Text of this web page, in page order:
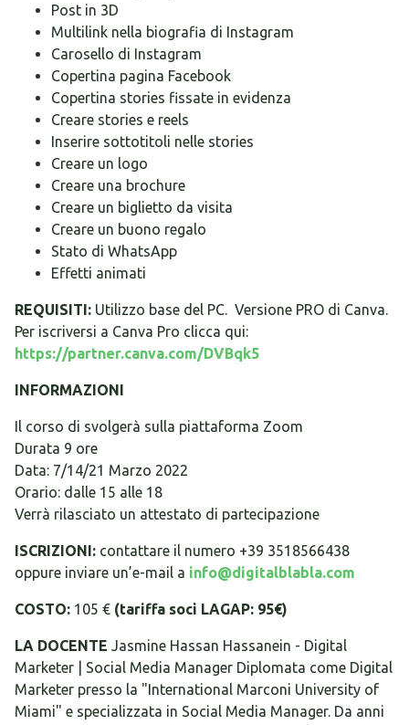
Post in 3D
Multilink nella biografia di Instagram
Carosello di Instagram
Copertina pagina Facebook
Copertina stories fissate in evidenza
Creare stories e reels
Inserire sottotitoli nelle stories
Creare un logo
Creare una brochure
Creare un biglietto da visita
Creare un buono regalo
Stato di WhatsApp
Effetti animati
REQUISITI: Utilizzo base del PC. Versione PRO di Canva.
Per iscriversi a Canva Pro clicca qui:
https://partner.canva.com/DVBqk5
INFORMAZIONI
Il corso di svolgerà sulla piattaforma Zoom
Durata 9 ore
Data: 7/14/21 Marzo 2022
Orario: dalle 15 alle 18
Verrà rilasciato un attestato di partecipazione
ISCRIZIONI: contattare il numero +39 3518566438
oppure inviare un’e-mail a info@digitalblabla.com
COSTO: 105 € (tariffa soci LAGAP: 95€)
LA DOCENTE Jasmine Hassan Hassanein - Digital
Marketer | Social Media Manager Diplomata come Digital
Marketer presso la "International Marconi University of
Miami" e specializzata in Social Media Manager. Da anni